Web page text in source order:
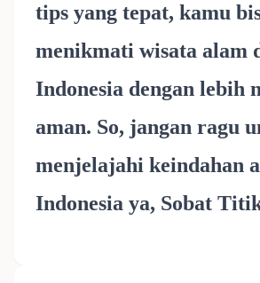
tips yang tepat, kamu
menikmati wisata alam
Indonesia dengan lebih
aman. So, jangan ragu
menjelajahi keindahan
Indonesia ya, Sobat